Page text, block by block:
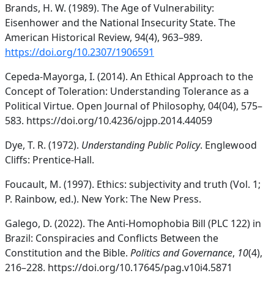
Brands, H. W. (1989). The Age of Vulnerability:
Eisenhower and the National Insecurity State. The
American Historical Review, 94(4), 963–989.
https://doi.org/10.2307/1906591
Cepeda-Mayorga, I. (2014). An Ethical Approach to the
Concept of Toleration: Understanding Tolerance as a
Political Virtue. Open Journal of Philosophy, 04(04), 575–
583. https://doi.org/10.4236/ojpp.2014.44059
Dye, T. R. (1972). Understanding Public Policy. Englewood
Cliffs: Prentice-Hall.
Foucault, M. (1997). Ethics: subjectivity and truth (Vol. 1;
P. Rainbow, ed.). New York: The New Press.
Galego, D. (2022). The Anti-Homophobia Bill (PLC 122) in
Brazil: Conspiracies and Conflicts Between the
Constitution and the Bible. Politics and Governance, 10(4),
216–228. https://doi.org/10.17645/pag.v10i4.5871